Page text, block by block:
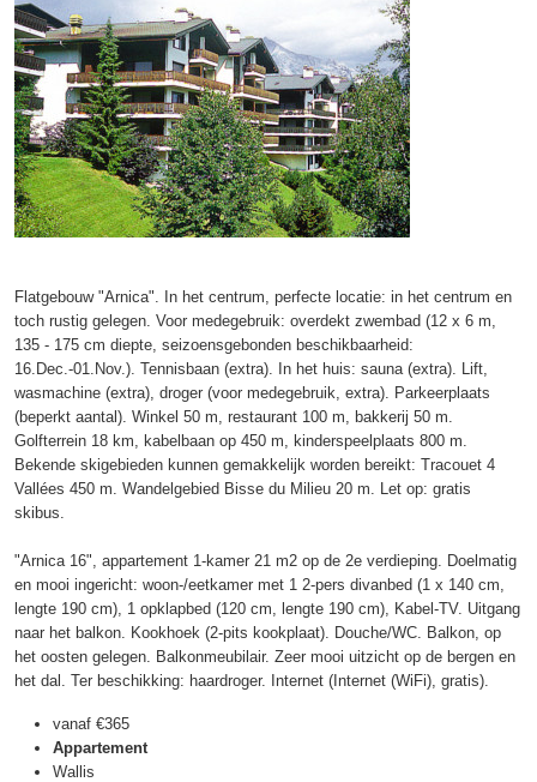
Flatgebouw "Arnica". In het centrum, perfecte locatie: in het centrum en
toch rustig gelegen. Voor medegebruik: overdekt zwembad (12 x 6 m,
135 - 175 cm diepte, seizoensgebonden beschikbaarheid:
16.Dec.-01.Nov.). Tennisbaan (extra). In het huis: sauna (extra). Lift,
wasmachine (extra), droger (voor medegebruik, extra). Parkeerplaats
(beperkt aantal). Winkel 50 m, restaurant 100 m, bakkerij 50 m.
Golfterrein 18 km, kabelbaan op 450 m, kinderspeelplaats 800 m.
Bekende skigebieden kunnen gemakkelijk worden bereikt: Tracouet 4
Vallées 450 m. Wandelgebied Bisse du Milieu 20 m. Let op: gratis
skibus.
"Arnica 16", appartement 1-kamer 21 m2 op de 2e verdieping. Doelmatig
en mooi ingericht: woon-/eetkamer met 1 2-pers divanbed (1 x 140 cm,
lengte 190 cm), 1 opklapbed (120 cm, lengte 190 cm), Kabel-TV. Uitgang
naar het balkon. Kookhoek (2-pits kookplaat). Douche/WC. Balkon, op
het oosten gelegen. Balkonmeubilair. Zeer mooi uitzicht op de bergen en
het dal. Ter beschikking: haardroger. Internet (Internet (WiFi), gratis).
vanaf €365
Appartement
Wallis